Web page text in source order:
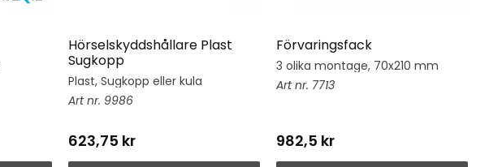
Hörselskyddshållare Plast
Sugkopp
Plast, Sugkopp eller kula
9986
623,75 kr
Förvaringsfack
3 olika montage, 70x210 mm
7713
982,5 kr